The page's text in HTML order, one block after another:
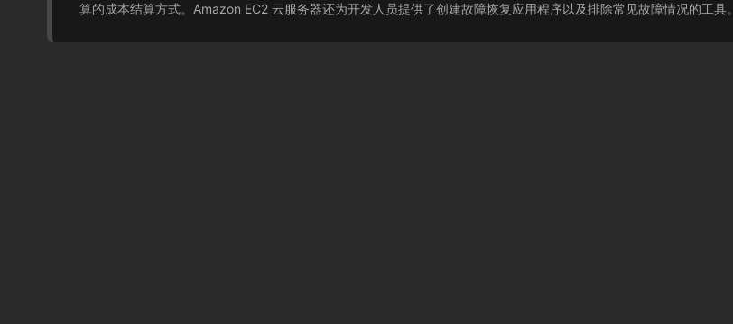
算的成本结算方式。Amazon EC2 云服务器还为开发人员提供了创建故障恢复应用程序以及排除常见故障情况的工具。